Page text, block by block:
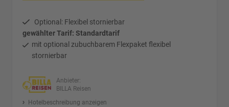
Optional: Flexibel stornierbar
gewählter Tarif: Standardtarif
mit optional zubuchbarem Flexpaket flexibel
stornierbar
Anbieter:
BILLA Reisen
Hotelbeschreibung anzeigen